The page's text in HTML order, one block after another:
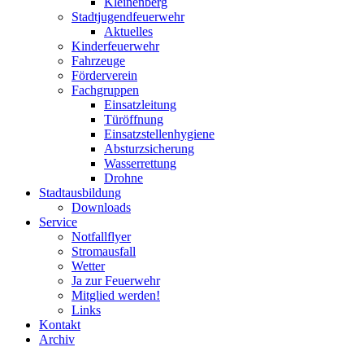
Stadtjugendfeuerwehr
Aktuelles
Kinderfeuerwehr
Fahrzeuge
Förderverein
Fachgruppen
Einsatzleitung
Türöffnung
Einsatzstellenhygiene
Absturzsicherung
Wasserrettung
Drohne
Stadtausbildung
Downloads
Service
Notfallflyer
Stromausfall
Wetter
Ja zur Feuerwehr
Mitglied werden!
Links
Kontakt
Archiv